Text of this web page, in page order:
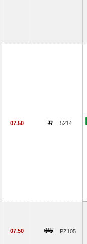
07.50 5214
07.50 PZ105